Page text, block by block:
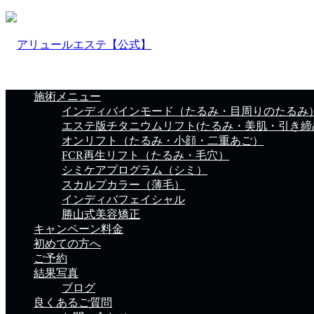
施術メニュー
インディバインモード（たるみ・目周りのたるみ
エステ版チタニウムリフト(たるみ・美肌・引き
オンリフト（たるみ・小顔・二重あご）
FCR再生リフト（たるみ・毛穴）
シミケアプログラム（シミ）
スカルプカラー（薄毛）
インディバフェイシャル
勝山式美容矯正
キャンペーン料金
初めての方へ
ご予約
結果写真
ブログ
良くあるご質問